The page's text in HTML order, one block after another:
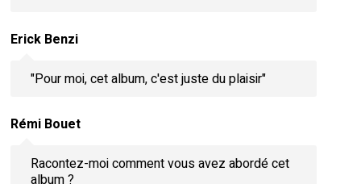
Erick Benzi
"Pour moi, cet album, c'est juste du plaisir"
Rémi Bouet
Racontez-moi comment vous avez abordé cet
album ?